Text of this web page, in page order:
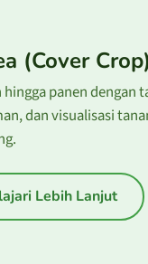
(Cover
panen dengan
dan visualisasi
Lebih Lanjut